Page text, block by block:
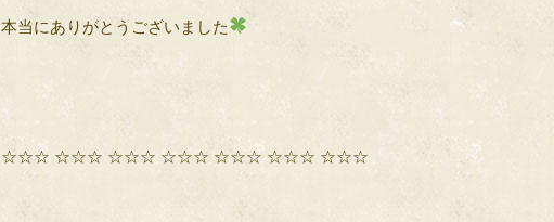
本当にありがとうございました
☆☆☆ ☆☆☆ ☆☆☆ ☆☆☆ ☆☆☆ ☆☆☆ ☆☆☆